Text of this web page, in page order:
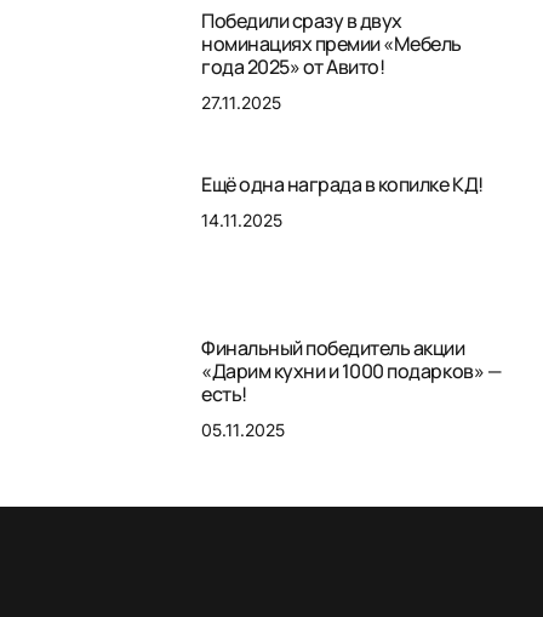
Победили сразу в двух
номинациях премии «Мебель
года 2025» от Авито!
27.11.2025
Ещё одна награда в копилке КД!
14.11.2025
Финальный победитель акции
«Дарим кухни и 1000 подарков» —
есть!
05.11.2025